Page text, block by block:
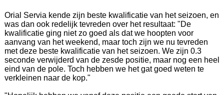
Orial Servia kende zijn beste kwalificatie van het seizoen, en
was dan ook redelijk tevreden over het resultaat: "De
kwalificatie ging niet zo goed als dat we hoopten voor
aanvang van het weekend, maar toch zijn we nu tevreden
met deze beste kwalificatie van het seizoen. We zijn 0.3
seconde verwijderd van de zesde positie, maar nog een heel
eind van de pole. Toch hebben we het gat goed weten te
verkleinen naar de kop."